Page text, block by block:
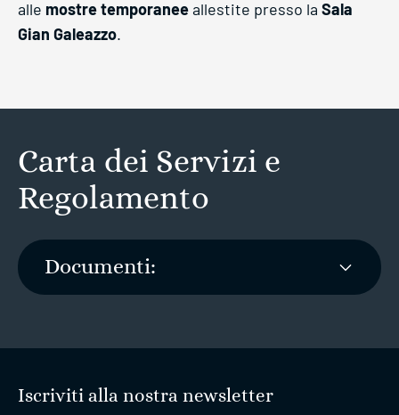
alle mostre temporaneeallestite presso la Sala
Gian Galeazzo.
Carta dei Servizi e
Regolamento
Documenti:
Iscriviti alla nostra newsletter